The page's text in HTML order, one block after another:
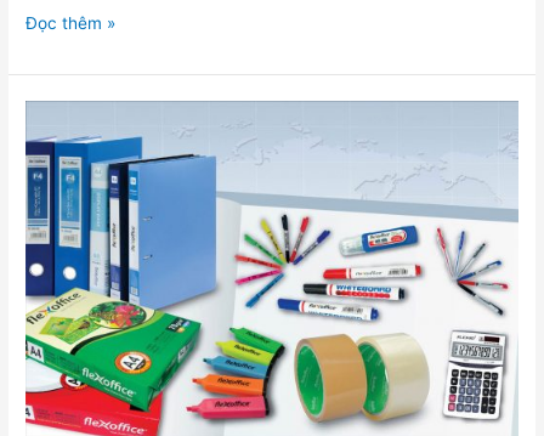
Đọc thêm »
phòng
phẩm
quận
6